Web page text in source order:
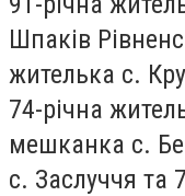
Шпаків
жителька с.
74-річна
мешканка с.
с. Заслуччя та